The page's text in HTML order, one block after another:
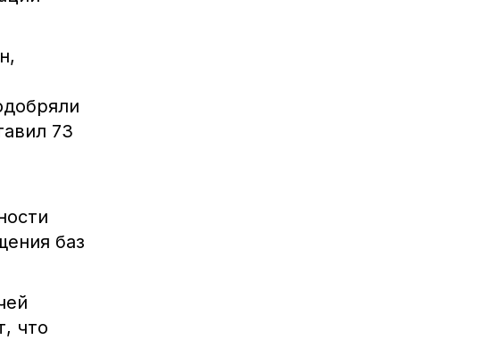
73
баз
что